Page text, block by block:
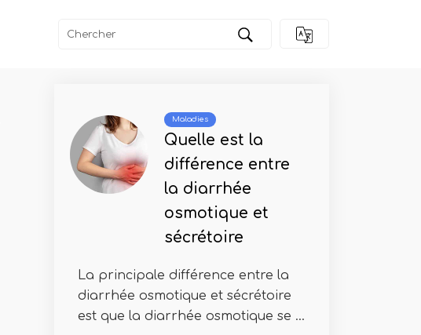
Maladies
Quelle est la
différence entre
la diarrhée
osmotique et
sécrétoire
La principale différence entre la
diarrhée osmotique et sécrétoire
est que la diarrhée osmotique se ...